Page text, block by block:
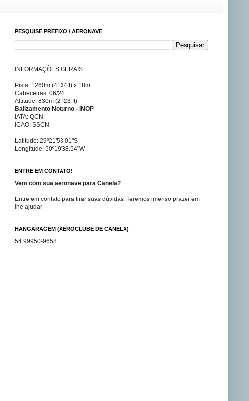
PESQUISE PREFIXO / AERONAVE
INFORMAÇÕES GERAIS
Pista: 1260m (4134ft) x 18m
Cabeceiras: 06/24
Altitude: 830m (2723 ft)
Balizamento Noturno - INOP
IATA: QCN
ICAO: SSCN
Latitude: 29º21'53.01"S
Longitude: 50º19'38.54"W
ENTRE EM CONTATO!
Vem com sua aeronave para Canela?
Entre em contato para tirar suas dúvidas. Teremos imenso prazer em
lhe ajudar
HANGARAGEM (AEROCLUBE DE CANELA)
54 99950-9658